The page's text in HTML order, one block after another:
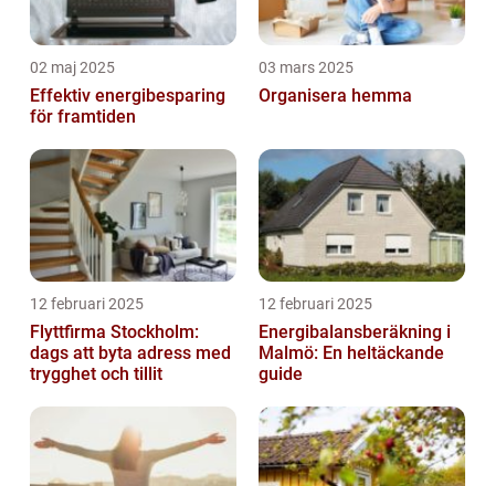
02 maj 2025
Effektiv energibesparing
för framtiden
03 mars 2025
Organisera hemma
12 februari 2025
Flyttfirma Stockholm:
dags att byta adress med
trygghet och tillit
12 februari 2025
Energibalansberäkning i
Malmö: En heltäckande
guide